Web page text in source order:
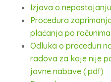
Izjava o
Procedura
plaćanja po
Odluka o proceduri
radova za koje nije
javne nabave (.pdf)